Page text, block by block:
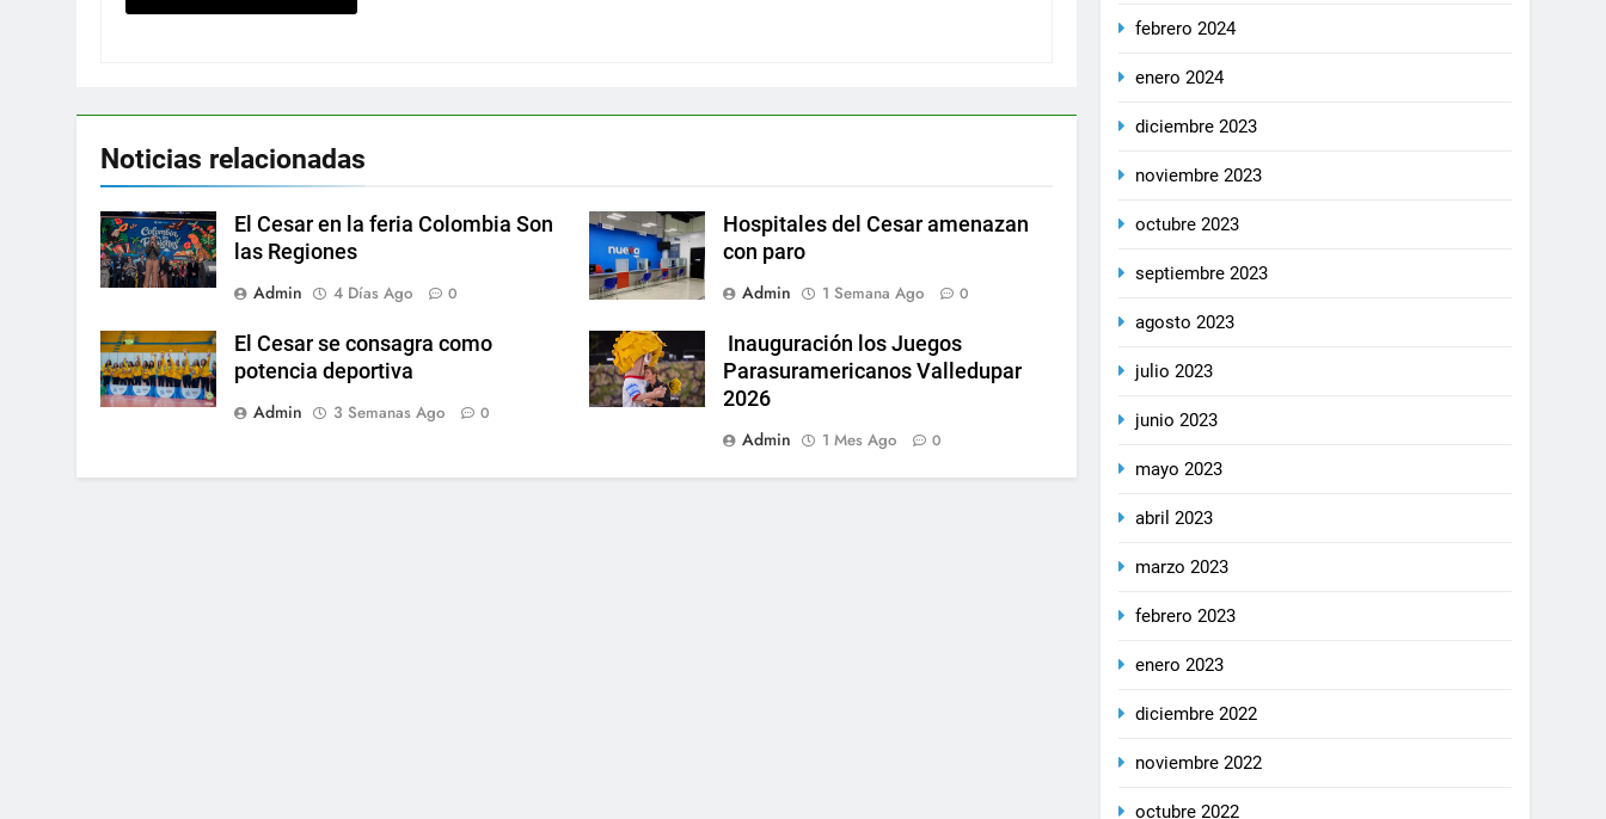
Noticias relacionadas
El Cesar en la feria Colombia Son
las Regiones
Admin
4 Días Ago 0
Hospitales del Cesar amenazan
con paro
Admin
1 Semana Ago 0
El Cesar se consagra como
potencia deportiva
Admin
3 Semanas Ago 0
Inauguración los Juegos
Parasuramericanos Valledupar
2026
Admin
1 Mes Ago 0
febrero 2024
enero 2024
diciembre 2023
noviembre 2023
octubre 2023
septiembre 2023
agosto 2023
julio 2023
junio 2023
mayo 2023
abril 2023
marzo 2023
febrero 2023
enero 2023
diciembre 2022
noviembre 2022
octubre 2022